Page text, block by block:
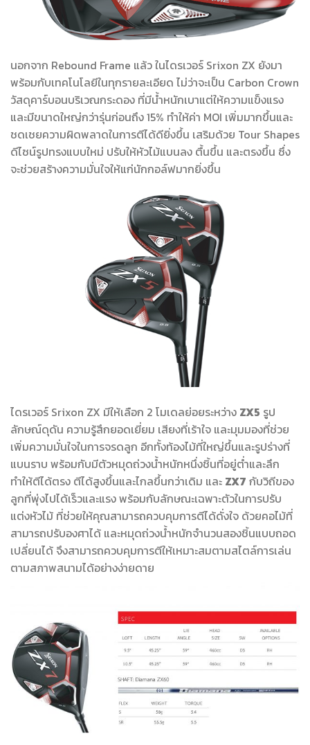
นอกจาก Rebound Frame แล้ว ในไดรเวอร์ Srixon ZX ยังมา
พร้อมกับเทคโนโลยีในทุกรายละเอียด ไม่ว่าจะเป็น Carbon Crown
วัสดุคาร์บอนบริเวณกระดอง ที่มีน้ำหนักเบาแต่ให้ความแข็งแรง
และมีขนาดใหญ่กว่ารุ่นก่อนถึง 15% ทำให้ค่า MOI เพิ่มมากขึ้นและ
ชดเชยความผิดพลาดในการตีได้ดียิ่งขึ้น เสริมด้วย Tour Shapes
ดีไซน์รูปทรงแบบใหม่ ปรับให้หัวไม้แบนลง ตื้นขึ้น และตรงขึ้น ซึ่ง
จะช่วยสร้างความมั่นใจให้แก่นักกอล์ฟมากยิ่งขึ้น
ไดรเวอร์ Srixon ZX มีให้เลือก 2 โมเดลย่อยระหว่าง ZX5 รูป
ลักษณ์ดุดัน ความรู้สึกยอดเยี่ยม เสียงที่เร้าใจ และมุมมองที่ช่วย
เพิ่มความมั่นใจในการจรดลูก อีกทั้งท้องไม้ที่ใหญ่ขึ้นและรูปร่างที่
แบนราบ พร้อมกับมีตัวหมุดถ่วงน้ำหนักหนึ่งชิ้นที่อยู่ต่ำและลึก
ทำให้ตีได้ตรง ตีได้สูงขึ้นและไกลขึ้นกว่าเดิม และ ZX7 กับวิถีของ
ลูกที่พุ่งไปได้เร็วและแรง พร้อมกับลักษณะเฉพาะตัวในการปรับ
แต่งหัวไม้ ที่ช่วยให้คุณสามารถควบคุมการตีได้ดั่งใจ ด้วยคอไม้ที่
สามารถปรับองศาได้ และหมุดถ่วงน้ำหนักจำนวนสองชิ้นแบบถอด
เปลี่ยนได้ จึงสามารถควบคุมการตีให้เหมาะสมตามสไตล์การเล่น
ตามสภาพสนามได้อย่างง่ายดาย